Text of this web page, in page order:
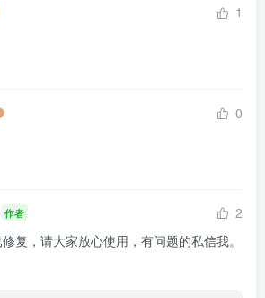
1
0
作者
2
复，请大家放心使用，有问题的私信我。